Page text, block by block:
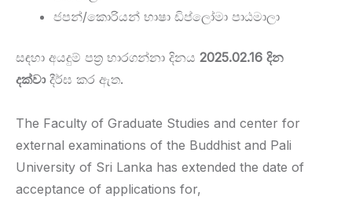
ජපන්/කොරියන් භාෂා ඩිප්ලෝමා පාඨමාලා
සඳහා අයදුම් පත්‍ර භාරගන්නා දිනය 2025.02.16 දින
දක්වා දීර්ඝ කර ඇත.
The Faculty of Graduate Studies and center for
external examinations of the Buddhist and Pali
University of Sri Lanka has extended the date of
acceptance of applications for,